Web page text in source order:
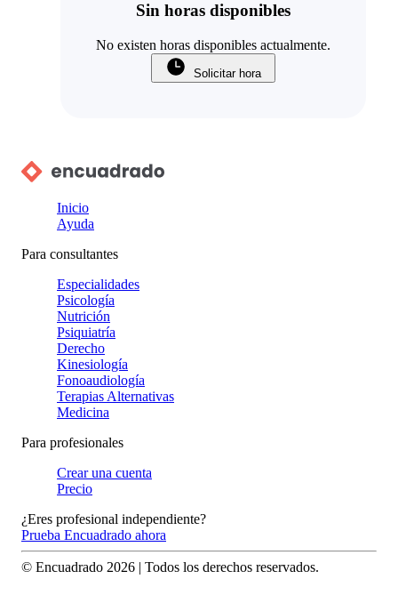
Sin horas disponibles
No existen horas disponibles actualmente.
Solicitar hora
Inicio
Ayuda
Para consultantes
Especialidades
Psicología
Nutrición
Psiquiatría
Derecho
Kinesiología
Fonoaudiología
Terapias Alternativas
Medicina
Para profesionales
Crear una cuenta
Precio
¿Eres profesional independiente?
Prueba Encuadrado ahora
© Encuadrado 2026 | Todos los derechos reservados.